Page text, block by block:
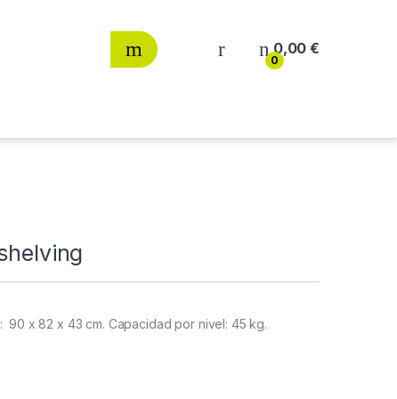
0
0,00€
90 x 82 x 43 cm. Capacidad por nivel: 45 kg.